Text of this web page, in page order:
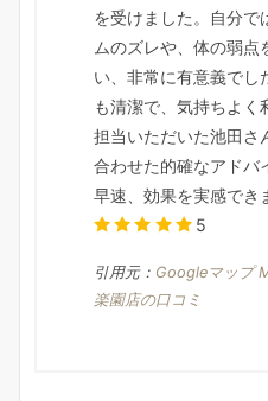
を受けました。自分で
ムのズレや、体の弱点
い、非常に有意義でし
も清潔で、気持ちよく
担当いただいた池田さ
合わせた的確なアドバ
早速、効果を実感でき
5
引用元： Googleマップ
楽園店の口コミ